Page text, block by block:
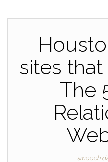
sites
The
smooch